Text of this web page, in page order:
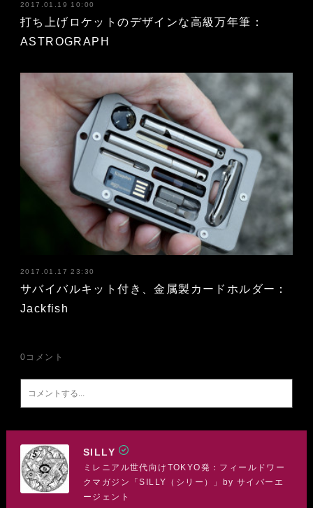
2017.01.19 10:00
打ち上げロケットのデザインな高級万年筆：
ASTROGRAPH
2017.01.17 23:30
サバイバルキット付き、金属製カードホルダー：
Jackfish
0 コメント
SILLY
ミレニアル世代向けTOKYO発：フィールドワー
クマガジン「SILLY（シリー）」by サイバーエ
ージェント